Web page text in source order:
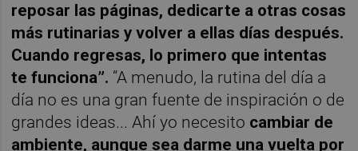
reposar las páginas, dedicarte a otras cosas
más rutinarias y volver a ellas días después.
Cuando regresas, lo primero que intentas
te funciona”. “A menudo, la rutina del día a
día no es una gran fuente de inspiración o de
grandes ideas... Ahí yo necesito cambiar de
ambiente, aunque sea darme una vuelta por